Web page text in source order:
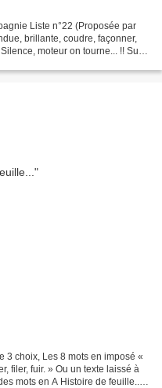
Liste n°22 (Proposée par
brillante, coudre, façonner,
moteur on tourne... !! Sur
3 choix, Les 8 mots en imposé «
filer, fuir. » Ou un texte laissé à
mots en A Histoire de feuille...